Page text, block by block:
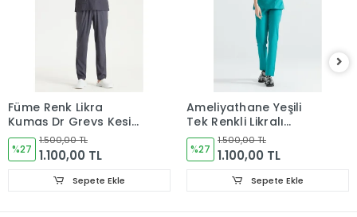
Füme Renk Likra
Kumaş Dr Greys Kesim
Takım Forma
%27
1.500,00 TL
1.100,00 TL
Sepete Ekle
Ameliyathane Yeşili
Tek Renkli Likralı
Kumaş Cerrahi Takım
V Yaka Forma
%27
1.500,00 TL
1.100,00 TL
Sepete Ekle